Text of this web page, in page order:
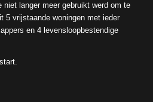
niet langer meer gebruikt werd om te
5 vrijstaande woningen met ieder
en 4 levensloopbestendige